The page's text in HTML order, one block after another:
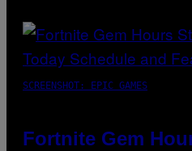
SCREENSHOT: EPIC GAMES
Fortnite Gem